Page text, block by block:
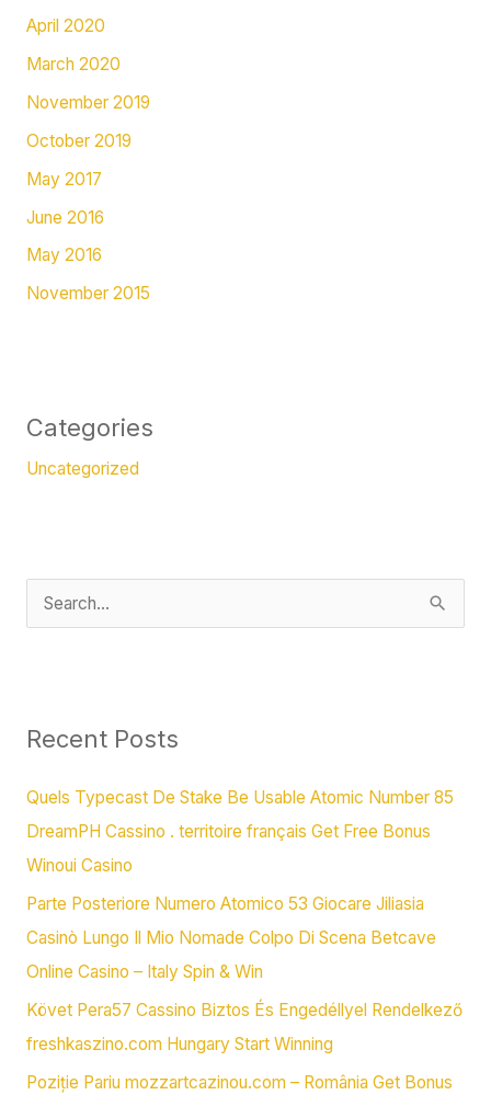
April 2020
March 2020
November 2019
October 2019
May 2017
June 2016
May 2016
November 2015
Categories
Uncategorized
e
c
f
o
r
:
Recent Posts
Quels Typecast De Stake Be Usable Atomic Number 85
DreamPH Cassino . territoire français Get Free Bonus
Winoui Casino
Parte Posteriore Numero Atomico 53 Giocare Jiliasia
Casinò Lungo Il Mio Nomade Colpo Di Scena Betcave
Online Casino – Italy Spin & Win
Követ Pera57 Cassino Biztos És Engedéllyel Rendelkező
freshkaszino.com Hungary Start Winning
Poziție Pariu mozzartcazinou.com – România Get Bonus